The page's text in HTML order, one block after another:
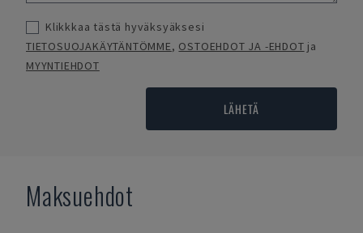
Klikkkaa tästä hyväksyäksesi
TIETOSUOJAKÄYTÄNTÖMME, OSTOEHDOT JA -EHDOT ja
MYYNTIEHDOT
LÄHETÄ
Maksuehdot